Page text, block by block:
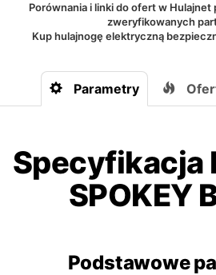
Porównania i linki do ofert w Hulajnet
zweryfikowanych
Kup hulajnogę elektryczną
Parametry
Specyfikacja
SPOKEY
Podstawowe